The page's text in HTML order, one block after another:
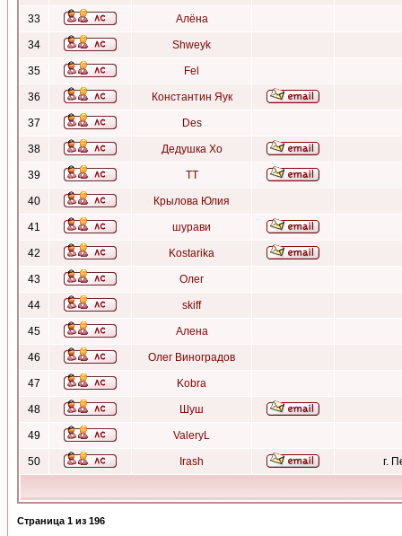
33 Алёна
34 Shweyk
35 Fel
36 Константин Яук
37 Des
38 Дедушка Хо
39 ТТ
40 Крылова Юлия
41 шурави
42 Kostarika
43 Олег
44 skiff
45 Алена
46 Олег Виноградов
47 Kobra
48 Шуш
49 ValeryL
50 Irash г.
Страница 1 из 196